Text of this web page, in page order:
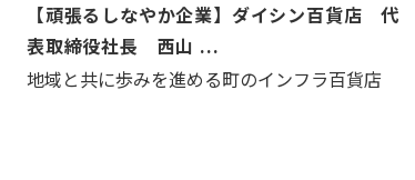
【頑張るしなやか企業】ダイシン百貨店 代
表取締役社長 西山 ...
地域と共に歩みを進める町のインフラ百貨店